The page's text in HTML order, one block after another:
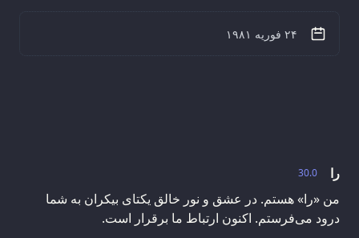
30.0
را
من «را» هستم. در عشق و نور خالق یکتای بیکران به شما
درود می‌فرستم. اکنون ارتباط ما برقرار است.
۲۴ فوریه ۱۹۸۱